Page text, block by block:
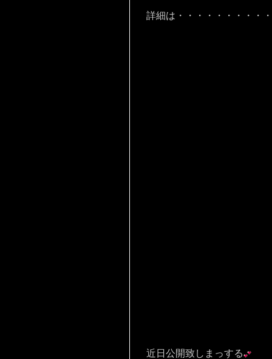
詳細は・・・・・・・・・
近日公開致しまっする